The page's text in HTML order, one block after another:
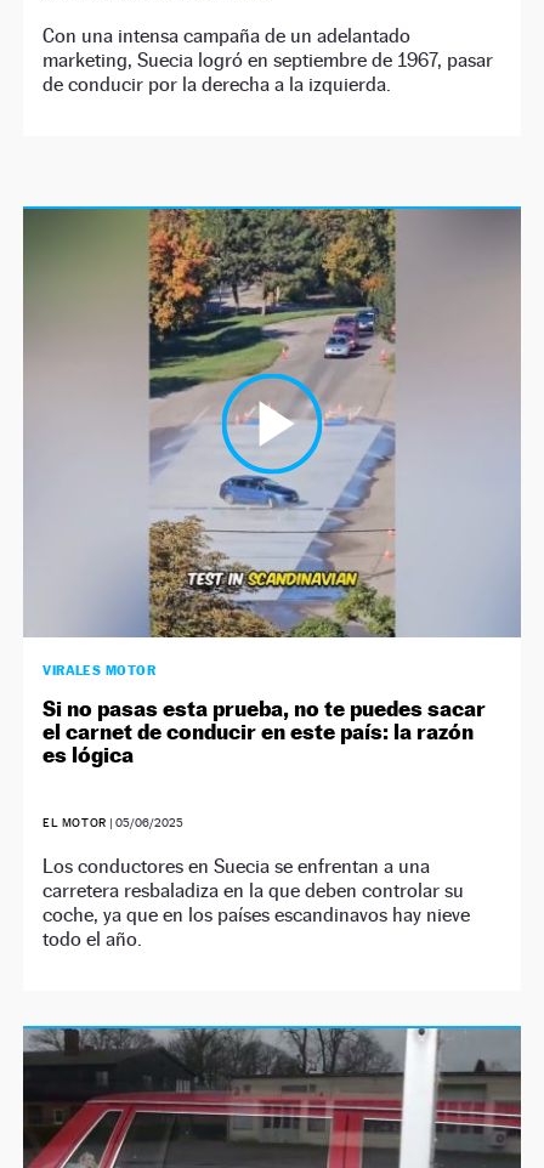
Con una intensa campaña de un adelantado
marketing, Suecia logró en septiembre de 1967, pasar
de conducir por la derecha a la izquierda.
VIRALES MOTOR
Si no pasas esta prueba, no te puedes sacar
el carnet de conducir en este país: la razón
es lógica
EL MOTOR | 05/06/2025
Los conductores en Suecia se enfrentan a una
carretera resbaladiza en la que deben controlar su
coche, ya que en los países escandinavos hay nieve
todo el año.